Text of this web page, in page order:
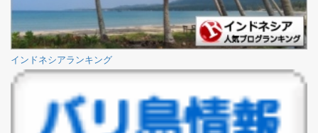
インドネシアランキング